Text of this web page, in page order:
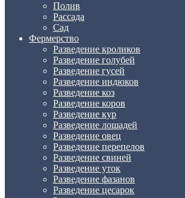
Полив
Рассада
Сад
Фермерство
Разведение кроликов
Разведение голубей
Разведение гусей
Разведение индюков
Разведение коз
Разведение коров
Разведение кур
Разведение лошадей
Разведение овец
Разведение перепелов
Разведение свиней
Разведение уток
Разведение фазанов
Разведение цесарок